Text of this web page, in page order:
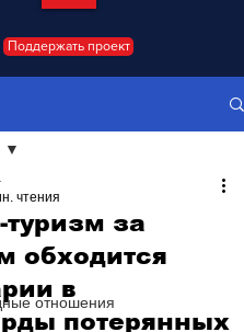
Поддержать проект
отношения
за
обходится
в
потерянных
чтения